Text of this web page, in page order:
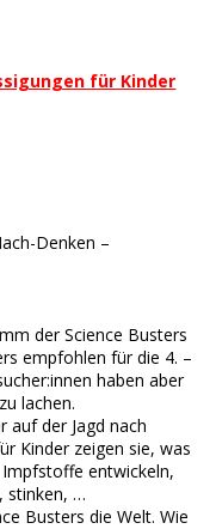
für Kinder
Denken –
der Science Busters
empfohlen für die 4. –
haben aber
lachen.
auf der Jagd nach
Kinder zeigen sie, was
entwickeln,
stinken, …
Busters die Welt. Wie